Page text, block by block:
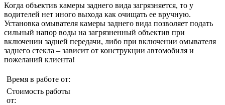
Когда объектив камеры заднего вида загрязняется, то у
водителей нет иного выхода как очищать ее вручную.
Установка омывателя камеры заднего вида позволяет подать
сильный напор воды на загрязненный объектив при
включении задней передачи, либо при включении омывателя
заднего стекла – зависит от конструкции автомобиля и
пожеланий клиента!
Время в работе от:
Стоимость работы
от: